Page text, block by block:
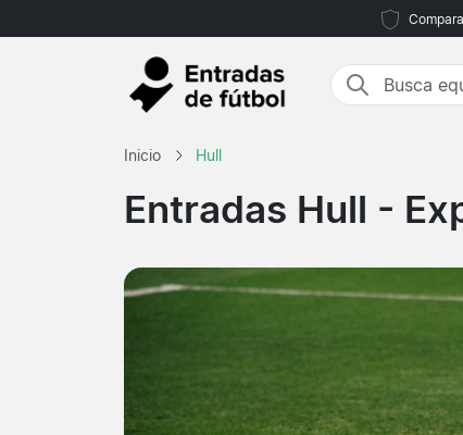
Inicio Hull
Entradas Hull -